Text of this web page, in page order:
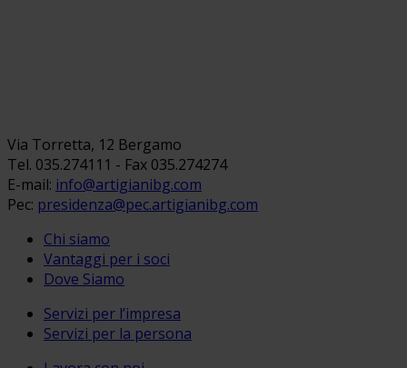
Via Torretta, 12 Bergamo
Tel. 035.274111 - Fax 035.274274
E-mail: info@artigianibg.com
Pec: presidenza@pec.artigianibg.com
Chi siamo
Vantaggi per i soci
Dove Siamo
Servizi per l’impresa
Servizi per la persona